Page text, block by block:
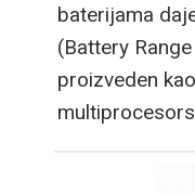
baterijama
(Battery
proizveden